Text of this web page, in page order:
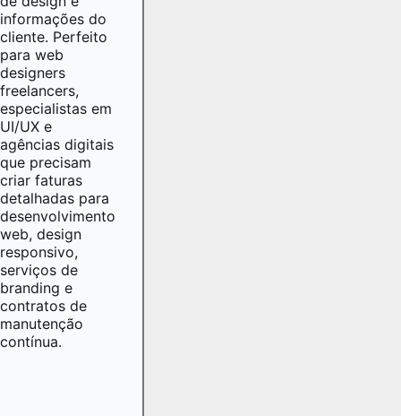
informações do
cliente. Perfeito
para web
designers
freelancers,
especialistas em
UI/UX e
agências digitais
que precisam
criar faturas
detalhadas para
desenvolvimento
web, design
responsivo,
serviços de
branding e
contratos de
manutenção
contínua.